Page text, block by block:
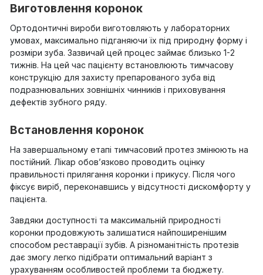
Виготовлення коронок
Ортодонтичні вироби виготовляють у лабораторних
умовах, максимально підганяючи їх під природну форму і
розміри зуба. Зазвичай цей процес займає близько 1-2
тижнів. На цей час пацієнту встановлюють тимчасову
конструкцію для захисту препарованого зуба від
подразнювальних зовнішніх чинників і приховування
дефектів зубного ряду.
Встановлення коронок
На завершальному етапі тимчасовий протез змінюють на
постійний. Лікар обов’язково проводить оцінку
правильності прилягання коронки і прикусу. Після чого
фіксує виріб, переконавшись у відсутності дискомфорту у
пацієнта.
Завдяки доступності та максимальній природності
коронки продовжують залишатися найпоширенішим
способом реставрації зубів. А різноманітність протезів
дає змогу легко підібрати оптимальний варіант з
урахуванням особливостей проблеми та бюджету.